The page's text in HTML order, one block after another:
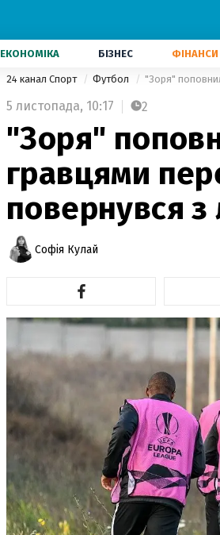
ЕКОНОМІКА БІЗНЕС ФІНАНСИ
24 канал Спорт Футбол "Зоря"
5 листопада, 10:17 2
"Зоря"
гравцями
повернувся з
Софія Кулай